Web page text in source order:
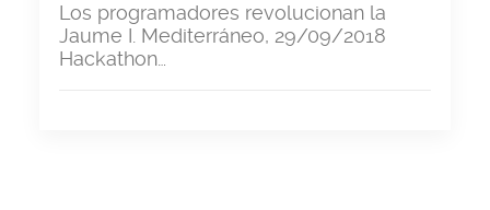
Los programadores revolucionan la
Jaume I. Mediterráneo, 29/09/2018
Hackathon…